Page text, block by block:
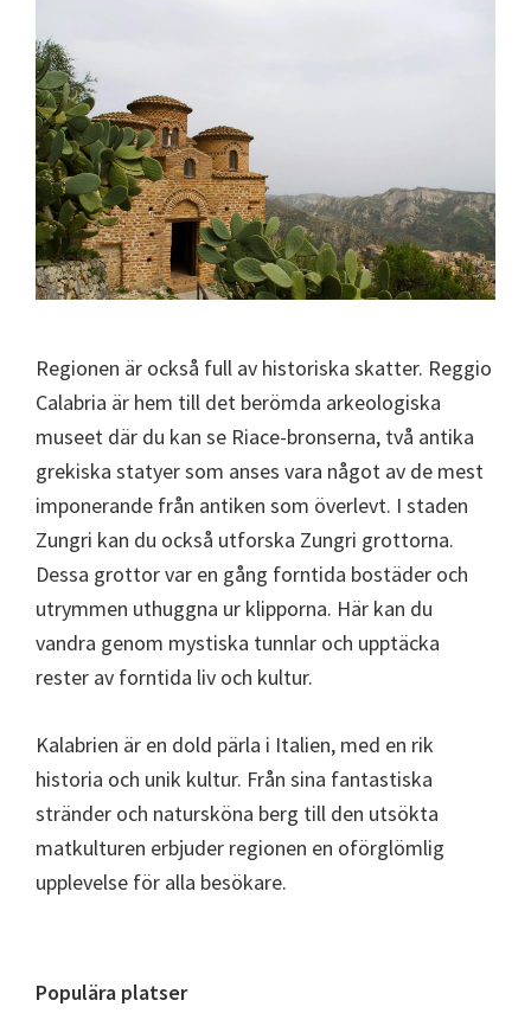
Regionen är också full av historiska skatter. Reggio
Calabria är hem till det berömda arkeologiska
museet där du kan se Riace-bronserna, två antika
grekiska statyer som anses vara något av de mest
imponerande från antiken som överlevt. I staden
Zungri kan du också utforska Zungri grottorna.
Dessa grottor var en gång forntida bostäder och
utrymmen uthuggna ur klipporna. Här kan du
vandra genom mystiska tunnlar och upptäcka
rester av forntida liv och kultur.
Kalabrien är en dold pärla i Italien, med en rik
historia och unik kultur. Från sina fantastiska
stränder och natursköna berg till den utsökta
matkulturen erbjuder regionen en oförglömlig
upplevelse för alla besökare.
Primärt
Populära platser